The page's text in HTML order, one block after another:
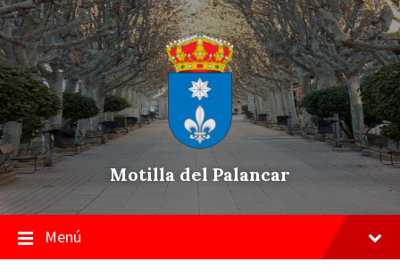
Skip
to
content
Saltar
a
la
navegación
principal
Saltar
a
pie
de
página
Motilla del Palancar
Menú